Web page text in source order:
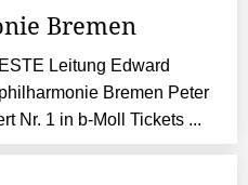
Bremen
Leitung Edward
Bremen Peter
Nr. 1 in b-Moll Tickets ...